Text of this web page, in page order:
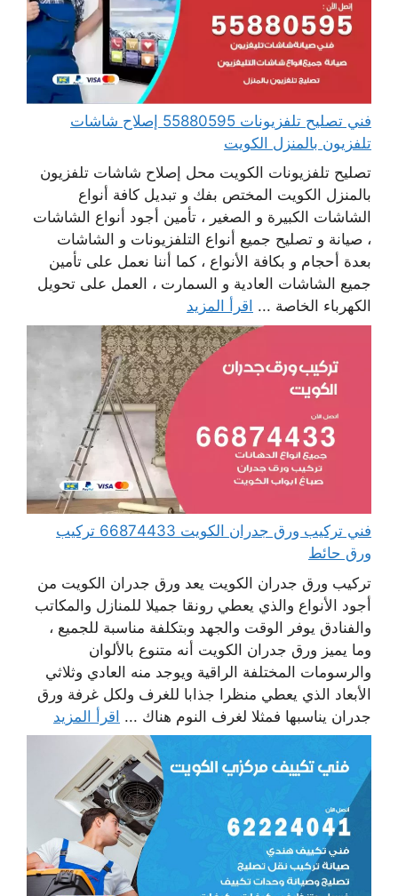
فني تصليح تلفزيونات 55880595 إصلاح شاشات
تلفزيون بالمنزل الكويت
تصليح تلفزيونات الكويت محل إصلاح شاشات تلفزيون
بالمنزل الكويت المختص بفك و تبديل كافة أنواع
الشاشات الكبيرة و الصغير ، تأمين أجود أنواع الشاشات
، صيانة و تصليح جميع أنواع التلفزيونات و الشاشات
بعدة أحجام و بكافة الأنواع ، كما أننا نعمل على تأمين
جميع الشاشات العادية و السمارت ، العمل على تحويل
الكهرباء الخاصة ... اقرأ المزيد
فني تركيب ورق جدران الكويت 66874433 تركيب
ورق حائط
تركيب ورق جدران الكويت يعد ورق جدران الكويت من
أجود الأنواع والذي يعطي رونقا جميلا للمنازل والمكاتب
والفنادق يوفر الوقت والجهد وبتكلفة مناسبة للجميع ،
وما يميز ورق جدران الكويت أنه متنوع بالألوان
والرسومات المختلفة الراقية ويوجد منه العادي وثلاثي
الأبعاد الذي يعطي منظرا جذابا للغرف ولكل غرفة ورق
جدران يناسبها فمثلا لغرف النوم هناك ... اقرأ المزيد